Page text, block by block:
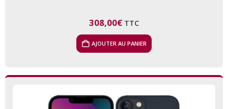
308,00€ TTC
AJOUTER AU PANIER